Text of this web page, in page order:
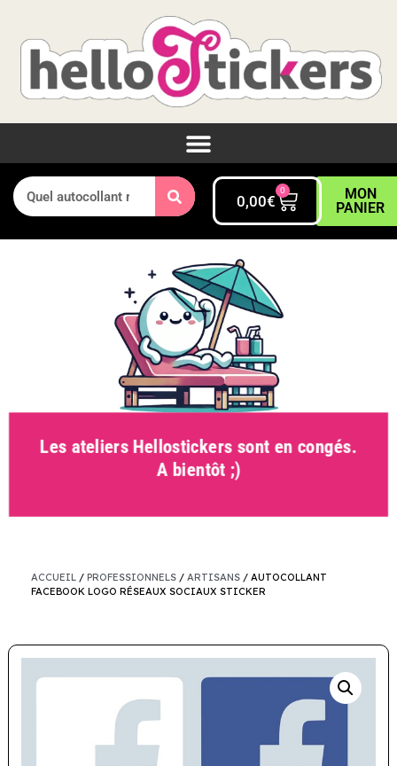
0,00€
0
MON
PANIER
Les ateliers Hellostickers sont en congés.
A bientôt ;)
ACCUEIL/ PROFESSIONNELS/ ARTISANS/ AUTOCOLLANT
FACEBOOK LOGO RÉSEAUX SOCIAUX STICKER